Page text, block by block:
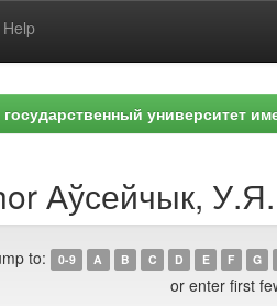
Help
университет
Аўсейчык, У.Я.
to: 0-9 A B C D E F G
or enter first